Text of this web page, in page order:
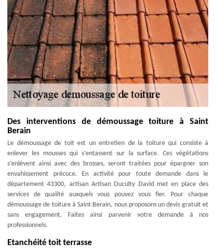
Des interventions de démoussage toiture à Saint
Berain
Le démoussage de toit est un entretien de la toiture qui consiste à
enlever les mousses qui s’entassent sur la surface. Ces végétations
s’enlèvent ainsi avec des brosses, seront traitées pour épargner son
envahissement précoce. En activité pour toute demande dans le
département 43300, artisan Artisan Duculty David met en place des
services de qualité auxquels vous pouvez vous fier. Pour chaque
démoussage de toiture à Saint Berain, nous proposons un devis gratuit et
sans engagement. Faites ainsi parvenir votre demande à nos
professionnels.
Etanchéité toit terrasse